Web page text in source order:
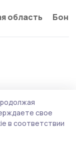
область
свое
в соответствии